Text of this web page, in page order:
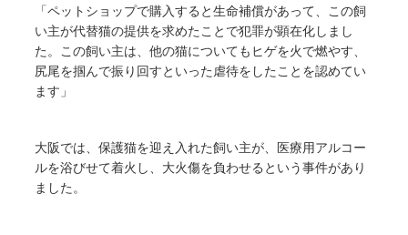
「ペットショップで購入すると生命補償があって、この飼
い主が代替猫の提供を求めたことで犯罪が顕在化しまし
た。この飼い主は、他の猫についてもヒゲを火で燃やす、
尻尾を掴んで振り回すといった虐待をしたことを認めてい
ます」
大阪では、保護猫を迎え入れた飼い主が、医療用アルコー
ルを浴びせて着火し、大火傷を負わせるという事件があり
ました。